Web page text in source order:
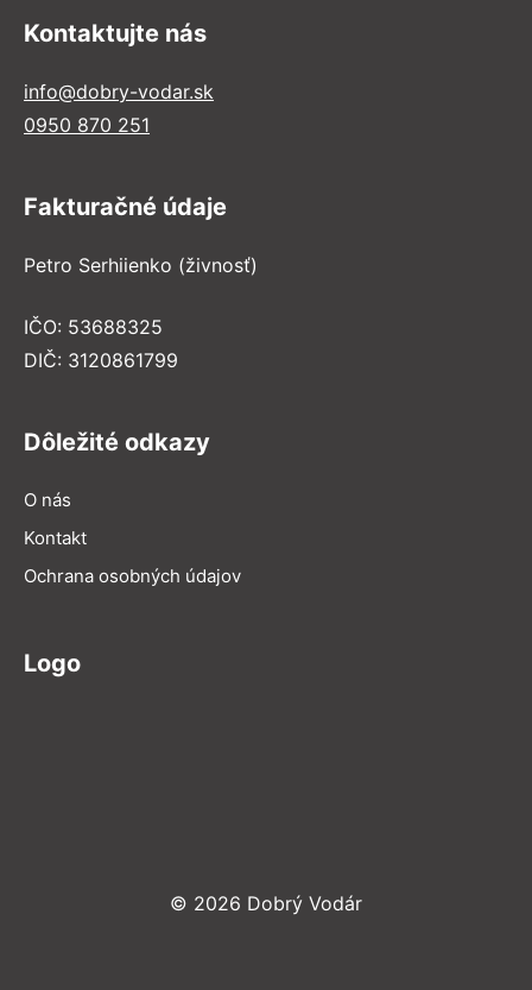
Kontaktujte nás
info@dobry-vodar.sk
0950 870 251
Fakturačné údaje
Petro Serhiienko (živnosť)
IČO: 53688325
DIČ: 3120861799
Dôležité odkazy
O nás
Kontakt
Ochrana osobných údajov
Logo
© 2026 Dobrý Vodár